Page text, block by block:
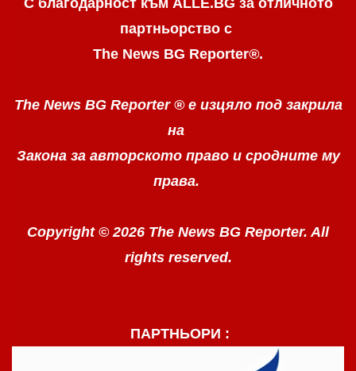
партньорство с
The News BG Reporter®.
The News BG Reporter ® е изцяло под закрила
на
Закона за авторското право и сродните му
права.
Copyright © 2026 The News BG Reporter. All
rights reserved.
ПАРТНЬОРИ :